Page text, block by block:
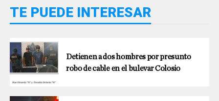
TE PUEDE INTERESAR
Detienen a dos hombres por presunto
robo de cable en el bulevar Colosio